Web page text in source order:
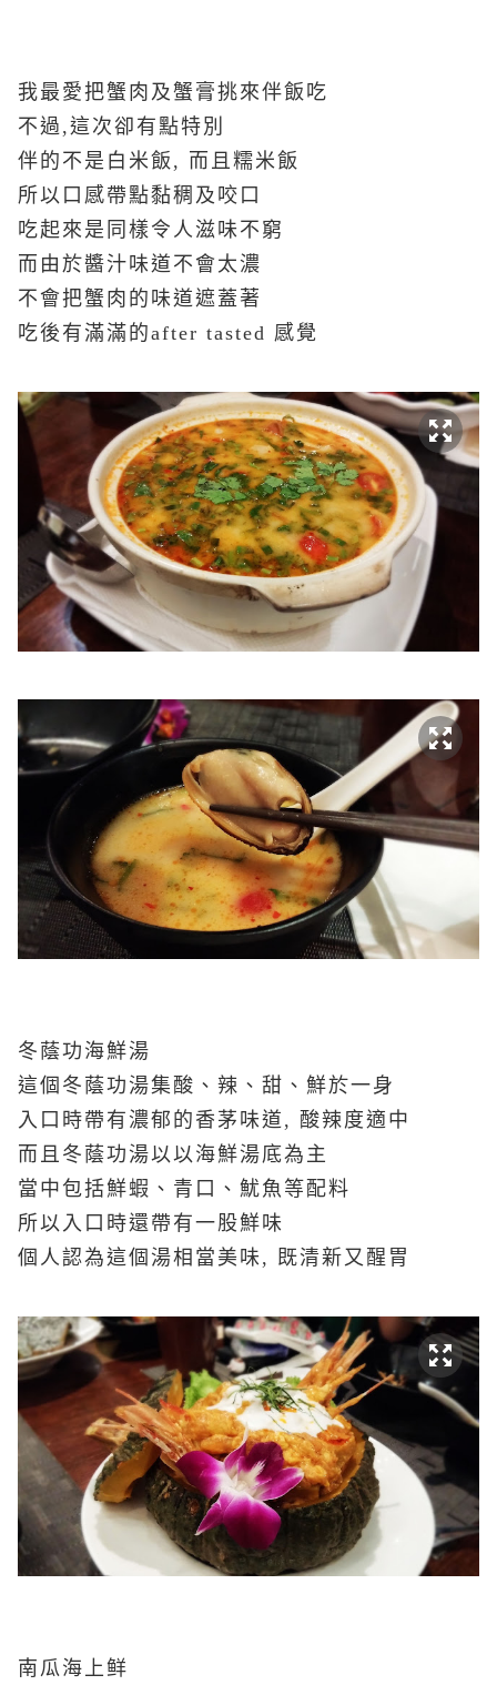
我最愛把蟹肉及蟹膏挑來伴飯吃
不過,這次卻有點特別
伴的不是白米飯, 而且糯米飯
所以口感帶點黏稠及咬口
吃起來是同樣令人滋味不窮
而由於醬汁味道不會太濃
不會把蟹肉的味道遮蓋著
吃後有滿滿的after tasted 感覺
冬蔭功海鮮湯
這個冬蔭功湯集酸、辣、甜、鮮於一身
入口時帶有濃郁的香茅味道, 酸辣度適中
而且冬蔭功湯以以海鮮湯底為主
當中包括鮮蝦、青口、魷魚等配料
所以入口時還帶有一股鮮味
個人認為這個湯相當美味, 既清新又醒胃
南瓜海上鲜